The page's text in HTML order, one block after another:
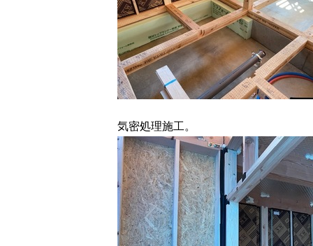
気密処理施工。